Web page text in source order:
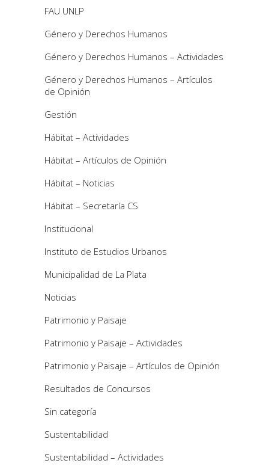
FAU UNLP
Género y Derechos Humanos
Género y Derechos Humanos – Actividades
Género y Derechos Humanos – Artículos
de Opinión
Gestión
Hábitat – Actividades
Hábitat – Artículos de Opinión
Hábitat – Noticias
Hábitat – Secretaría CS
Institucional
Instituto de Estudios Urbanos
Municipalidad de La Plata
Noticias
Patrimonio y Paisaje
Patrimonio y Paisaje – Actividades
Patrimonio y Paisaje – Artículos de Opinión
Resultados de Concursos
Sin categoría
Sustentabilidad
Sustentabilidad – Actividades